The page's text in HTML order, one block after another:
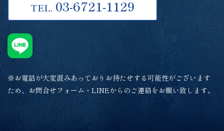
TEL. 03-6721-1129
※お電話が大変混みあっておりお待たせする可能性がございます
ため、お問合せフォーム・LINEからのご連絡をお願い致します。